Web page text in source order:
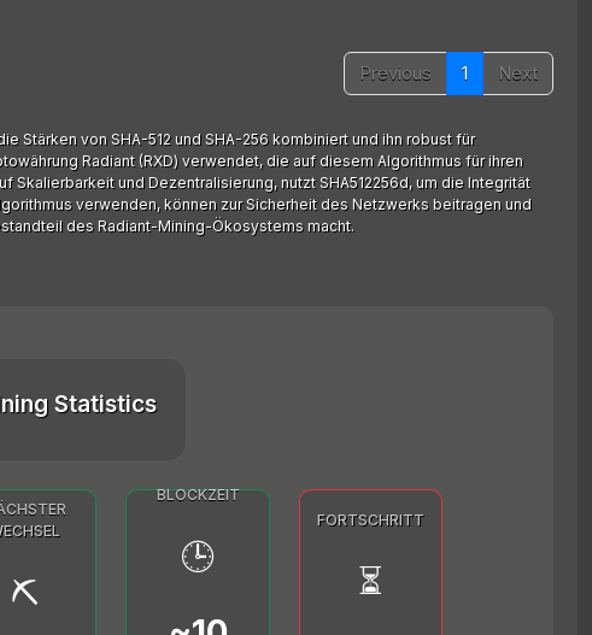
Previous
1 Next
Stärken von SHA-512 und SHA-256 kombiniert und ihn robust für
Radiant (RXD) verwendet, die auf diesem Algorithmus für ihren
Skalierbarkeit und Dezentralisierung, nutzt SHA512256d, um die Integrität
verwenden, können zur Sicherheit des Netzwerks beitragen und
des Radiant-Mining-Ökosystems macht.
Statistics
⛏️
BLOCKZEIT
🕒
FORTSCHRITT
⏳